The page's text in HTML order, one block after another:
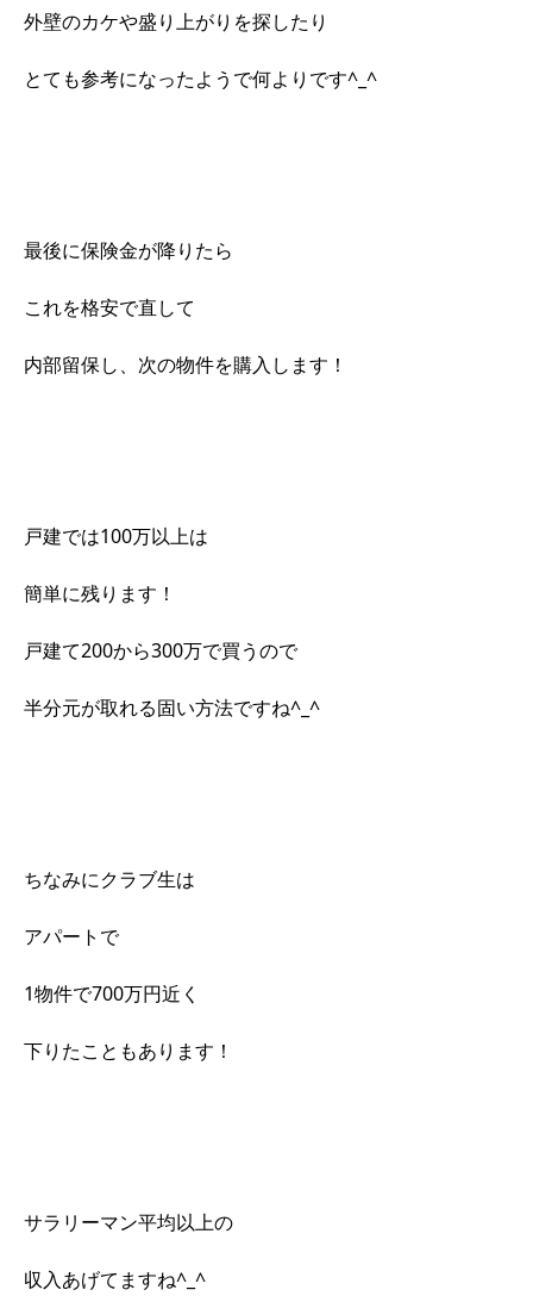
外壁のカケや盛り上がりを探したり
とても参考になったようで何よりです^_^
最後に保険金が降りたら
これを格安で直して
内部留保し、次の物件を購入します！
戸建では100万以上は
簡単に残ります！
戸建て200から300万で買うので
半分元が取れる固い方法ですね^_^
ちなみにクラブ生は
アパートで
1物件で700万円近く
下りたこともあります！
サラリーマン平均以上の
収入あげてますね^_^